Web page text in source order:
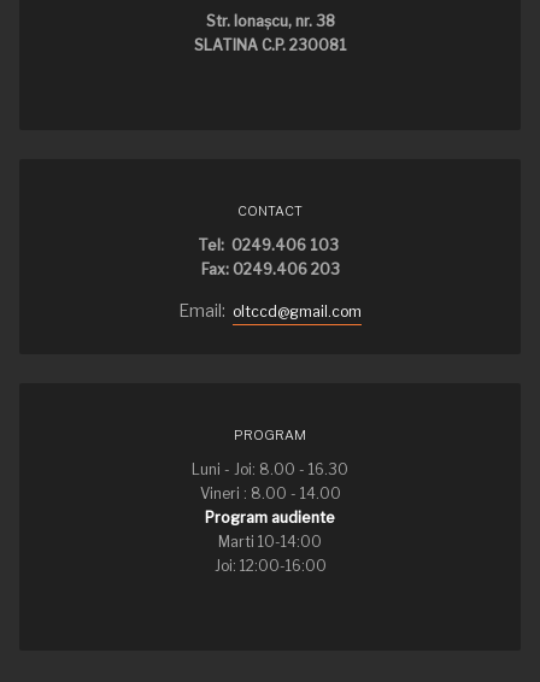
Str. Ionaşcu, nr. 38
SLATINA C.P. 230081
CONTACT
Tel: 0249.406 103
Fax: 0249.406 203
Email: oltccd@gmail.com
PROGRAM
Luni - Joi: 8.00 - 16.30
Vineri : 8.00 - 14.00
Program audiente
Marti 10-14:00
Joi: 12:00-16:00